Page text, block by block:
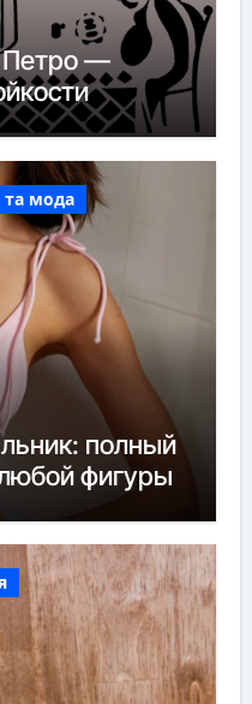
Петро —
та мода
полный
фигуры